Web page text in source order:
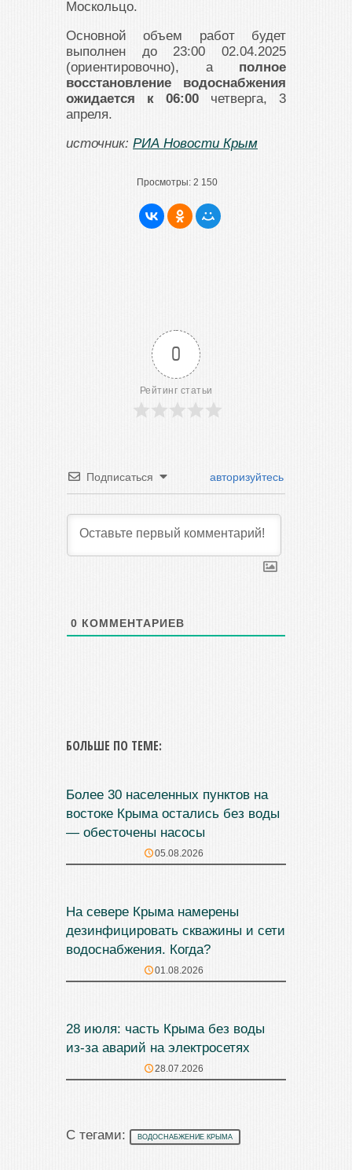
Москольцо.
Основной объем работ будет
выполнен до 23:00 02.04.2025
(ориентировочно), а полное
восстановление водоснабжения
ожидается к 06:00 четверга, 3
апреля.
источник: РИА Новости Крым
Просмотры: 2 150
0
Рейтинг статьи
Подписаться авторизуйтесь
0 КОММЕНТАРИЕВ
БОЛЬШЕ ПО ТЕМЕ:
Более 30 населенных пунктов на
востоке Крыма остались без воды
— обесточены насосы
05.08.2026
На севере Крыма намерены
дезинфицировать скважины и сети
водоснабжения. Когда?
01.08.2026
28 июля: часть Крыма без воды
из-за аварий на электросетях
28.07.2026
С тегами: ВОДОСНАБЖЕНИЕ КРЫМА